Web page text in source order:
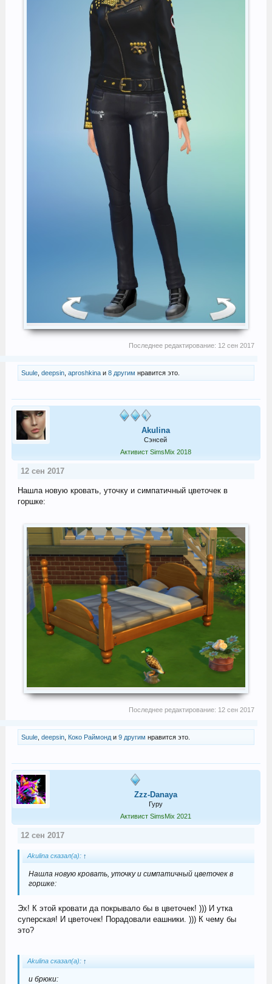
Последнее редактирование: 12 сен 2017
Suule, deepsin, aproshkinaи 8 другим нравится это.
Akulina
Сэнсей
Активист SimsMix 2018
12 сен 2017
Нашла новую кровать, уточку и симпатичный цветочек в
горшке:
Последнее редактирование: 12 сен 2017
Suule, deepsin, Коко Раймонди 9 другим нравится это.
Zzz-Danaya
Гуру
Активист SimsMix 2021
12 сен 2017
Akulina сказал(а): ↑
Нашла новую кровать, уточку и симпатичный цветочек в
горшке:
Эх! К этой кровати да покрывало бы в цветочек! ))) И утка
суперская! И цветочек! Порадовали еашники. ))) К чему бы
это?
Akulina сказал(а): ↑
и брюки: